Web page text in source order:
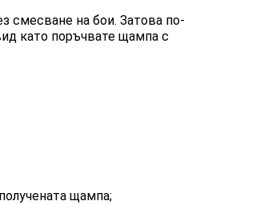
смесване на бои. Затова по-
като поръчвате щампа с
щампа;